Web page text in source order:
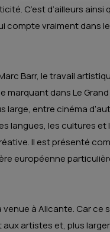
C’est d’ailleurs ainsi
compte vraiment dans
Barr, le travail
dans Le Grand
large, entre cinéma
langues, les cultures et
Il est présenté
européenne
à Alicante. Car ce
artistes et, plus